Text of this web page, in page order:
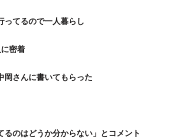
ってるので一人暮らし
密着
岡さんに書いてもらった
のはどうか分からない」とコメント